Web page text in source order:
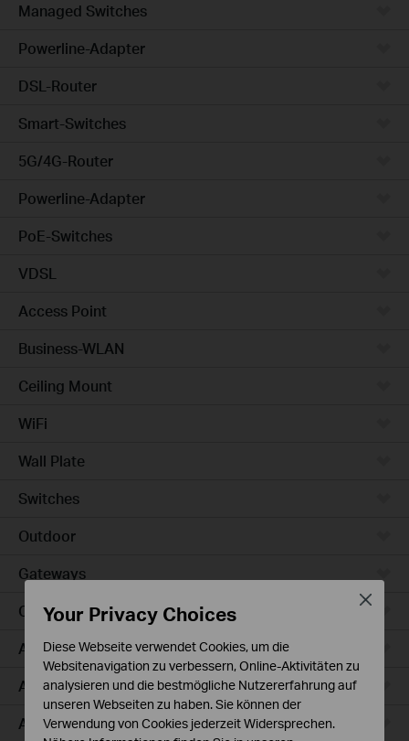
Managed Switches
Powerline-Adapter
DSL-Router
Smart-Switches
5G/4G-Router
Powerline-Adapter
PoE-Switches
VDSL
Access Point
Business-WLAN
Ceiling Mount
WiFi
Wall Plate
Switches
Outdoor
Gateways
Campus
Access Max
Aggregation
Access Plus
Your Privacy Choices
Diese Webseite verwendet Cookies, um die
Websitenavigation zu verbessern, Online-Aktivitäten zu
analysieren und die bestmögliche Nutzererfahrung auf
unseren Webseiten zu haben. Sie können der
Verwendung von Cookies jederzeit Widersprechen.
Close